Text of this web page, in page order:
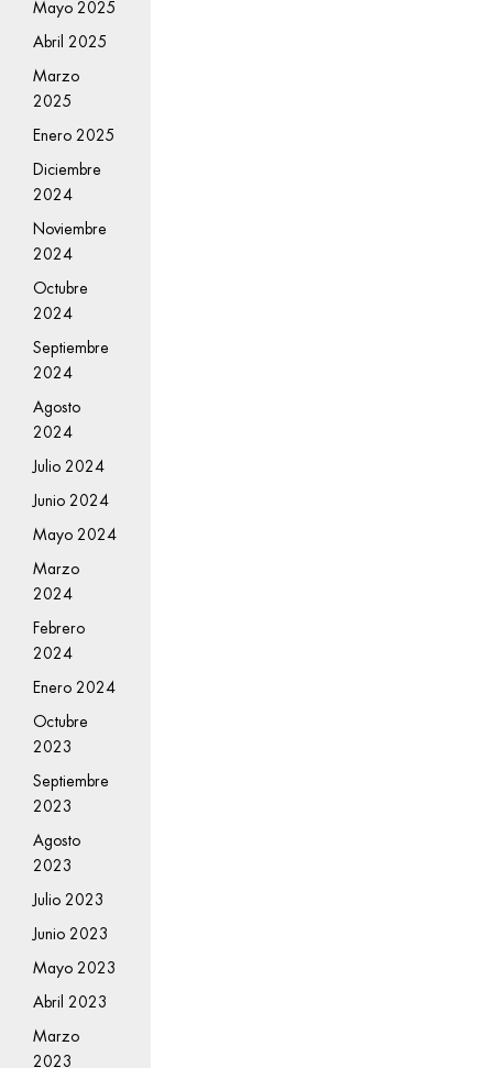
Mayo 2025
Abril 2025
Marzo
2025
Enero 2025
Diciembre
2024
Noviembre
2024
Octubre
2024
Septiembre
2024
Agosto
2024
Julio 2024
Junio 2024
Mayo 2024
Marzo
2024
Febrero
2024
Enero 2024
Octubre
2023
Septiembre
2023
Agosto
2023
Julio 2023
Junio 2023
Mayo 2023
Abril 2023
Marzo
2023